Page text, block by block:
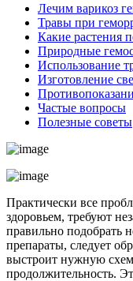
Лечим варикоз
Травы при
Какие растения
Природные
Использование
Изготовление
Частые вопросы
Полезные советы
Практически все
здоровьем, требуют
правильно подобрать
препараты, следует
выстроит нужную
продолжительность.